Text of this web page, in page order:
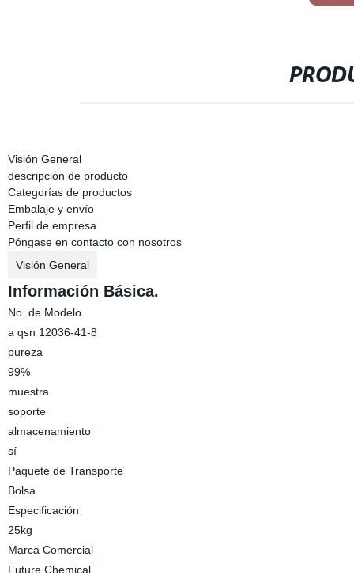
Visión General
descripción de producto
Categorías de productos
Embalaje y envío
Perfil de empresa
Póngase en contacto con nosotros
Visión General
Información Básica.
No. de Modelo.
a qsn 12036-41-8
pureza
99%
muestra
soporte
almacenamiento
sí
Paquete de Transporte
Bolsa
Especificación
25kg
Marca Comercial
Future Chemical